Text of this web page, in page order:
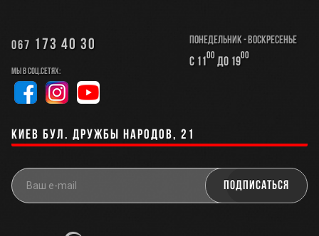
067 173 40 30
Мы в соц.сетях:
Понедельник - Воскресенье
с 1100 до 1900
Киев бул. Дружбы Народов, 21